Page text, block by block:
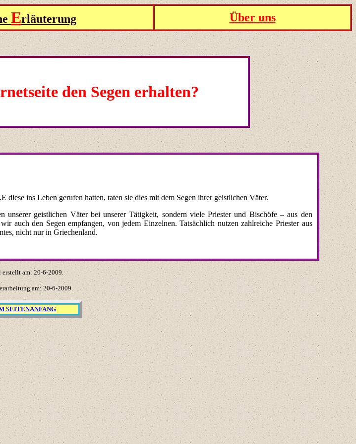
Erläuterung Über uns
den Segen erhalten?
ins Leben gerufen hatten, taten sie dies mit dem Segen ihrer geistlichen Väter.
geistlichen Väter bei unserer Tätigkeit, sondern viele Priester und Bischöfe – aus den
auch den Segen empfangen, von jedem Einzelnen. Tatsächlich nutzen zahlreiche Priester aus
nicht nur in Griechenland.
erstellt am:20-6-2009.
am: 20-6-2009.
SEITENANFANG